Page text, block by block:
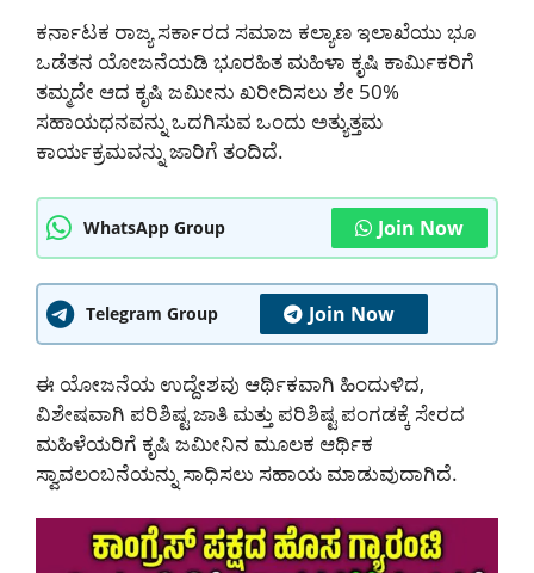
ಕರ್ನಾಟಕ ರಾಜ್ಯ ಸರ್ಕಾರದ ಸಮಾಜ ಕಲ್ಯಾಣ ಇಲಾಖೆಯು ಭೂ
ಒಡೆತನ ಯೋಜನೆಯಡಿ ಭೂರಹಿತ ಮಹಿಳಾ ಕೃಷಿ ಕಾರ್ಮಿಕರಿಗೆ
ತಮ್ಮದೇ ಆದ ಕೃಷಿ ಜಮೀನು ಖರೀದಿಸಲು ಶೇ 50%
ಸಹಾಯಧನವನ್ನು ಒದಗಿಸುವ ಒಂದು ಅತ್ಯುತ್ತಮ
ಕಾರ್ಯಕ್ರಮವನ್ನು ಜಾರಿಗೆ ತಂದಿದೆ.
WhatsApp Group Join Now
Telegram Group Join Now
ಈ ಯೋಜನೆಯ ಉದ್ದೇಶವು ಆರ್ಥಿಕವಾಗಿ ಹಿಂದುಳಿದ,
ವಿಶೇಷವಾಗಿ ಪರಿಶಿಷ್ಟ ಜಾತಿ ಮತ್ತು ಪರಿಶಿಷ್ಟ ಪಂಗಡಕ್ಕೆ ಸೇರದ
ಮಹಿಳೆಯರಿಗೆ ಕೃಷಿ ಜಮೀನಿನ ಮೂಲಕ ಆರ್ಥಿಕ
ಸ್ವಾವಲಂಬನೆಯನ್ನು ಸಾಧಿಸಲು ಸಹಾಯ ಮಾಡುವುದಾಗಿದೆ.